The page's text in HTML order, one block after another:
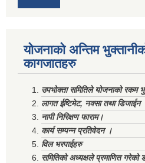
योजनाको अन्तिम
कागजातहरु
उपभोक्ता समितिले योजनाको रकम
लागत ईष्टिमेट, नक्सा तथा डिजाईन
नापी निरिक्षण फाराम।
कार्य सम्पन्न प्रतिवेदन ।
विल भरपाईहरु
समितिको अध्यक्षले प्रमाणित गरेको